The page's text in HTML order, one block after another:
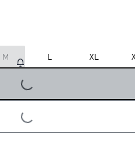
M L XL
LOADING...